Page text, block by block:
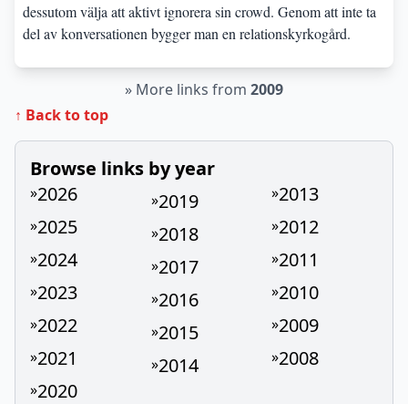
dessutom välja att aktivt ignorera sin crowd. Genom att inte ta
del av konversationen bygger man en relationskyrkogård.
» More links from 2009
↑ Back to top
Browse links by year
»2026
»2025
»2024
»2023
»2022
»2021
»2020
»2019
»2018
»2017
»2016
»2015
»2014
»2013
»2012
»2011
»2010
»2009
»2008